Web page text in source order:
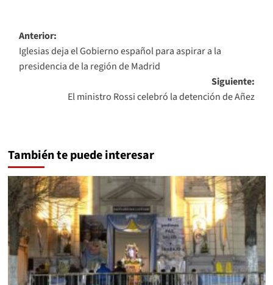
Navegación
de
entradas
Anterior:
Iglesias deja el Gobierno español para aspirar a la
presidencia de la región de Madrid
Siguiente:
El ministro Rossi celebró la detención de Añez
También te puede interesar